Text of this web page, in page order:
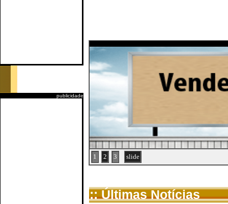
publicidade
1 2 3 slide
:: Últimas Notícias